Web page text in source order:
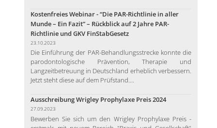
Kostenfreies Webinar - “Die PAR-Richtlinie in aller
Munde – Ein Fazit” – Rückblick auf 2 Jahre PAR-
Richtlinie und GKV FinStabGesetz
23.10.2023
Die Einführung der PAR-Behandlungsstrecke konnte die
parodontologische Prävention, Therapie und
Langzeitbetreuung in Deutschland erheblich verbessern.
Jetzt steht diese auf dem Prüfstand....
Ausschreibung Wrigley Prophylaxe Preis 2024
27.09.2023
Bewerben Sie sich um den Wrigley Prophylaxe Preis -